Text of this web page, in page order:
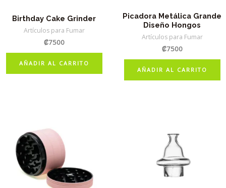
Birthday Cake Grinder
Artículos para Fumar
₡7500
AÑADIR AL CARRITO
Picadora Metálica Grande
Diseño Hongos
Artículos para Fumar
₡7500
AÑADIR AL CARRITO